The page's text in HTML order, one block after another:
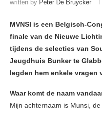
written by Peter De Bruycker
MVNSI is een Belgisch-
finale van de Nieuwe
tijdens de selecties van
Jeugdhuis Bunker te
legden hem enkele vragen
Waar komt de naam
Mijn achternaam is Munsi,